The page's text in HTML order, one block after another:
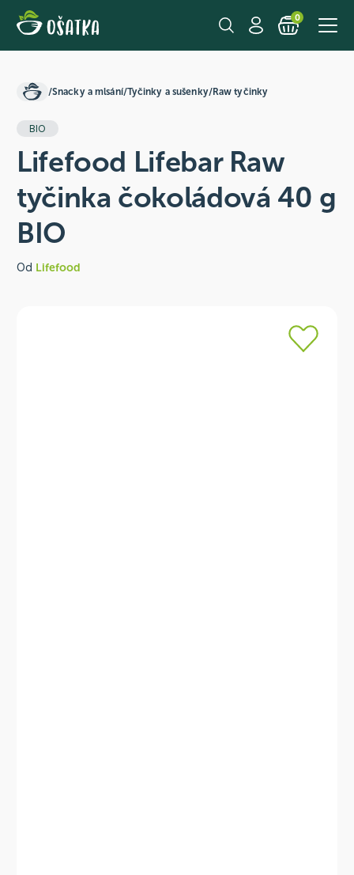
0
/Snacky a mlsání/Tyčinky a sušenky/Raw tyčinky
BIO
Lifefood Lifebar Raw
tyčinka čokoládová 40 g
BIO
Od Lifefood